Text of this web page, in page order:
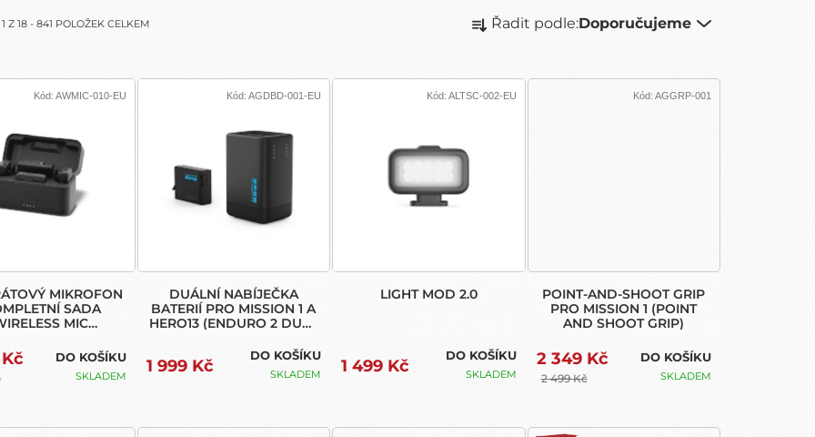
1 Z 18 - 841 POLOŽEK CELKEM
A
N
Řadit podle:Doporučujeme
MIKROFON
SADA
MIC
DO KOŠÍKU
SKLADEM
Kód: AWMIC-010-EU
DUÁLNÍ NABÍJEČKA
BATERIÍ PRO MISSION 1 A
HERO13 (ENDURO 2 DUAL
1 999 Kč
DO KOŠÍKU
SKLADEM
Kód: AGDBD-001-EU
LIGHT MOD 2.0
1 499 Kč
DO KOŠÍKU
SKLADEM
Kód: ALTSC-002-EU
POINT-AND-SHOOT GRIP
PRO MISSION 1 (POINT
AND SHOOT GRIP)
2 349 Kč
2 499 Kč
DO KOŠÍKU
SKLADEM
Kód: AGGRP-001